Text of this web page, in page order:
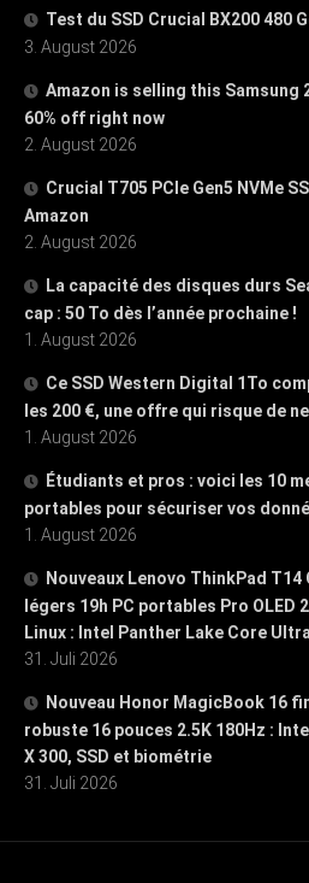
Test du SSD Crucial BX200 480
3. August 2026
Amazon is selling this Samsung
60% off right now
2. August 2026
Crucial T705 PCIe Gen5 NVMe
Amazon
2. August 2026
La capacité des disques durs
cap : 50 To dès l’année prochaine !
1. August 2026
Ce SSD Western Digital 1To
les 200 €, une offre qui risque de
1. August 2026
Étudiants et pros : voici les 10
portables pour sécuriser vos
1. August 2026
Nouveaux Lenovo ThinkPad T14
légers 19h PC portables Pro OLED
Linux : Intel Panther Lake Core
31. Juli 2026
Nouveau Honor MagicBook 16
robuste 16 pouces 2.5K 180Hz :
X 300, SSD et biométrie
31. Juli 2026